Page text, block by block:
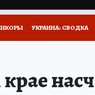
УКРАИНА: СВОДКА